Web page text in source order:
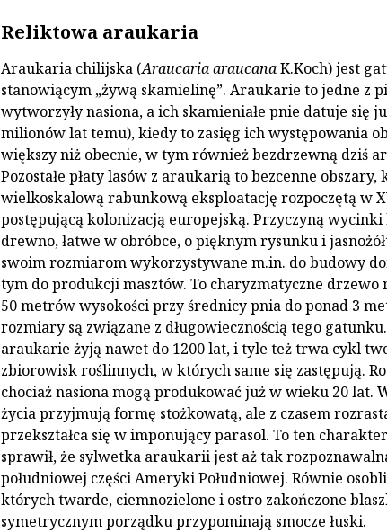
Reliktowa araukaria
Araukaria chilijska (Araucaria araucanaK.Koch) jest
stanowiącym „żywą skamielinę”. Araukarie to jedne z
wytworzyły nasiona, a ich skamieniałe pnie datuje się
milionów lat temu), kiedy to zasięg ich występowania
większy niż obecnie, w tym również bezdrzewną dziś
Pozostałe płaty lasów z araukarią to bezcenne
wielkoskalową rabunkową eksploatację rozpoczętą w
postępującą kolonizacją europejską. Przyczyną wycinki
drewno, łatwe w obróbce, o pięknym rysunku i
swoim rozmiarom wykorzystywane m.in. do budowy
tym do produkcji masztów. To charyzmatyczne drzewo
50 metrów wysokości przy średnicy pnia do ponad 3
rozmiary są związane z długowiecznością tego gatunku.
araukarie żyją nawet do 1200 lat, i tyle też trwa cykl
zbiorowisk roślinnych, w których same się zastępują.
chociaż nasiona mogą produkować już w wieku 20 lat.
życia przyjmują formę stożkowatą, ale z czasem
przekształca się w imponujący parasol. To ten
sprawił, że sylwetka araukarii jest aż tak
południowej części Ameryki Południowej. Równie
których twarde, ciemnozielone i ostro zakończone
symetrycznym porządku przypominają smocze łuski.